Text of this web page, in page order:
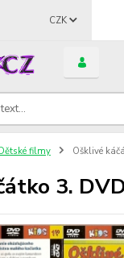
CZK
filmy Ošklivé
3.